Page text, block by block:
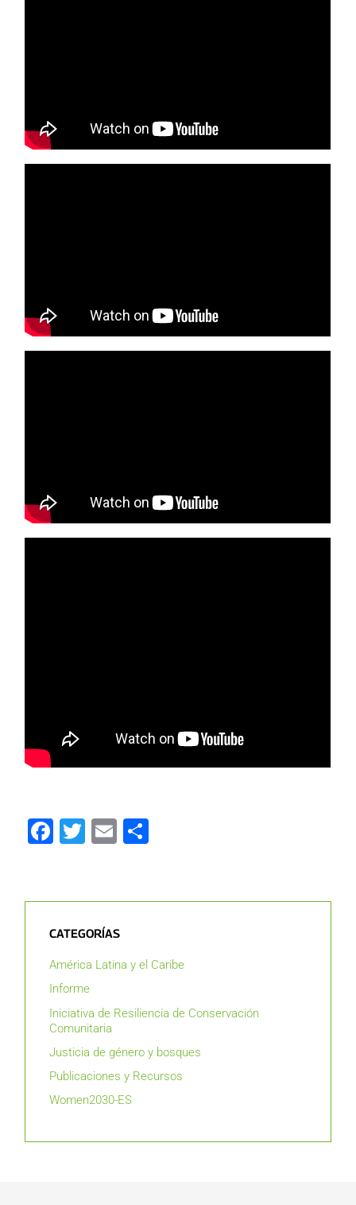
Facebook
Twitter
Email
CATEGORÍAS
América Latina y el Caribe
Informe
Iniciativa de Resiliencia de Conservación
Comunitaria
Justicia de género y bosques
Publicaciones y Recursos
Women2030-ES